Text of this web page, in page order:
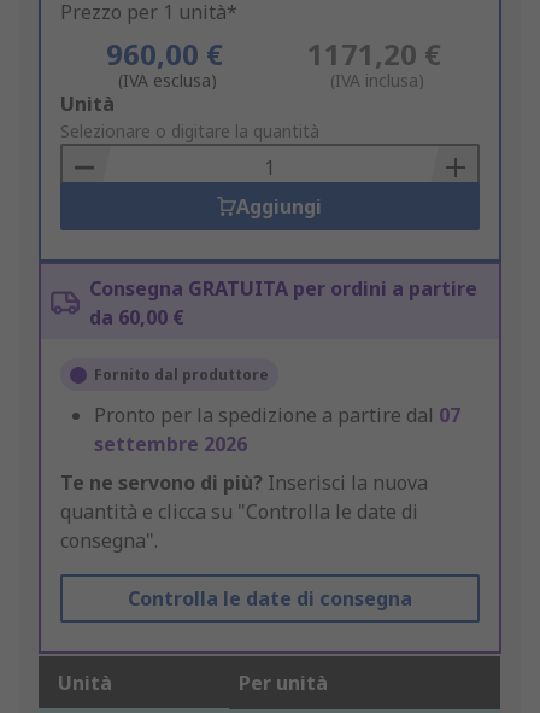
Prezzo per 1 unità*
960,00 €
(IVA esclusa)
1171,20 €
(IVA inclusa)
Add
to
Basket
Unità
Selezionare o digitare la quantità
Aggiungi
Consegna GRATUITA per ordini a partire
da 60,00 €
Fornito dal produttore
Pronto per la spedizione a partire dal 07
settembre 2026
Te ne servono di più? Inserisci la nuova
quantità e clicca su "Controlla le date di
consegna".
Controlla le date di consegna
Unità Per unità